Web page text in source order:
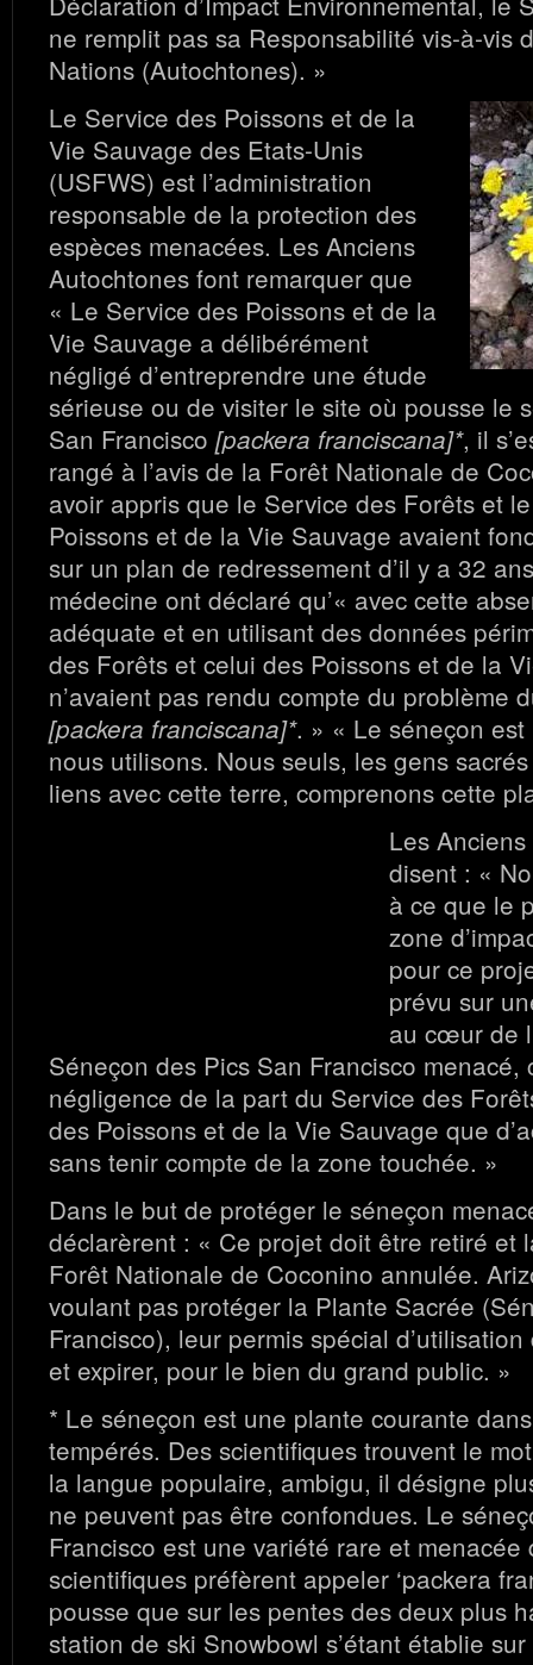
ne remplit pas sa Responsabilité vis-à-vis
Nations (Autochtones). »
Le Service des Poissons et de la
Vie Sauvage des Etats-Unis
(USFWS) est l’administration
responsable de la protection des
espèces menacées. Les Anciens
Autochtones font remarquer que
« Le Service des Poissons et de la
Vie Sauvage a délibérément
négligé d’entreprendre une étude
sérieuse ou de visiter le site où pousse le
San Francisco [packera franciscana]*, il
rangé à l’avis de la Forêt Nationale de
avoir appris que le Service des Forêts et
Poissons et de la Vie Sauvage avaient
sur un plan de redressement d’il y a 32
médecine ont déclaré qu’« avec cette
adéquate et en utilisant des données
des Forêts et celui des Poissons et de la
n’avaient pas rendu compte du problème
[packera franciscana]*. » « Le séneçon
nous utilisons. Nous seuls, les gens
liens avec cette terre, comprenons cette
Les
disent : «
à ce que le
zone
pour ce
prévu sur
au cœur de
Séneçon des Pics San Francisco menacé,
négligence de la part du Service des
des Poissons et de la Vie Sauvage que
sans tenir compte de la zone touchée. »
Dans le but de protéger le séneçon
déclarèrent : « Ce projet doit être retiré et
Forêt Nationale de Coconino annulée.
voulant pas protéger la Plante Sacrée
Francisco), leur permis spécial
et expirer, pour le bien du grand public. »
* Le séneçon est une plante courante
tempérés. Des scientifiques trouvent le
la langue populaire, ambigu, il désigne
ne peuvent pas être confondues. Le
Francisco est une variété rare et menacée
scientifiques préfèrent appeler ‘packera
pousse que sur les pentes des deux plus
station de ski Snowbowl s’étant établie